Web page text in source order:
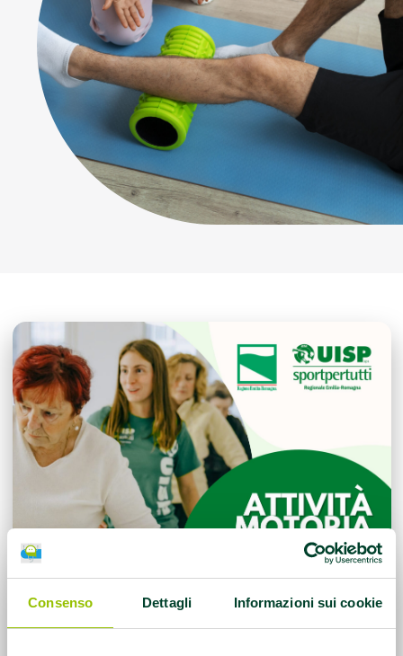
Consenso Dettagli Informazioni sui cookie